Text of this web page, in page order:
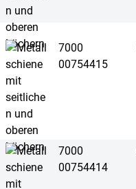
7000
00754415
7000
00754414